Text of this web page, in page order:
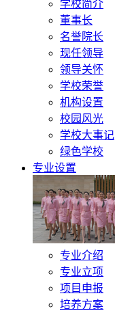
学校简介
董事长
名誉院长
现任领导
领导关怀
学校荣誉
机构设置
校园风光
学校大事记
绿色学校
专业设置
专业介绍
专业立项
项目申报
培养方案